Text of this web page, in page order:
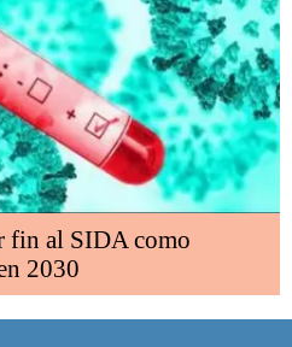
fin al SIDA como
2030